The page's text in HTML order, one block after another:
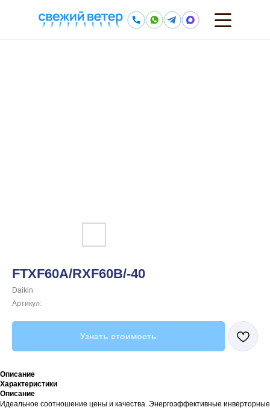
FTXF60A/RXF60B/-40
Daikin
Артикул:
Узнать стоимость
Описание
Характеристики
Описание
Идеальное соотношение цены и качества. Энергоэффективные инверторные